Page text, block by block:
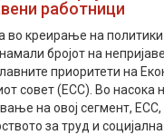
работници
во креирање на
бројот на
приоритети на
совет (ЕСС). Во насока
на овој сегмент, ЕСС,
за труд и